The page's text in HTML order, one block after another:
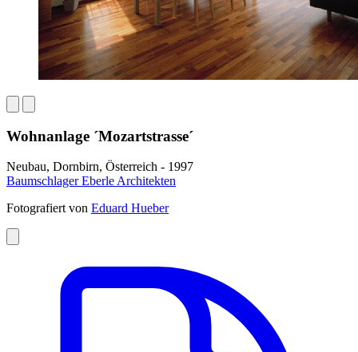
Wohnanlage ´Mozartstrasse´
Neubau, Dornbirn, Österreich - 1997
Baumschlager Eberle Architekten
Fotografiert von Eduard Hueber